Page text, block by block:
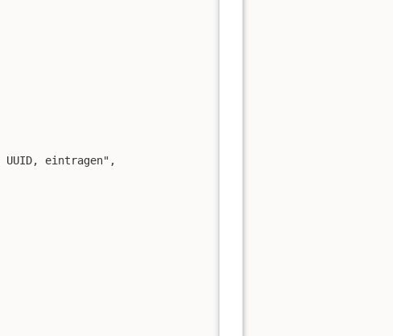
UUID, eintragen",